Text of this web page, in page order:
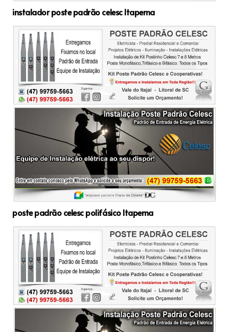
instalador poste padrão celesc Itapema
poste padrão celesc polifásico Itapema